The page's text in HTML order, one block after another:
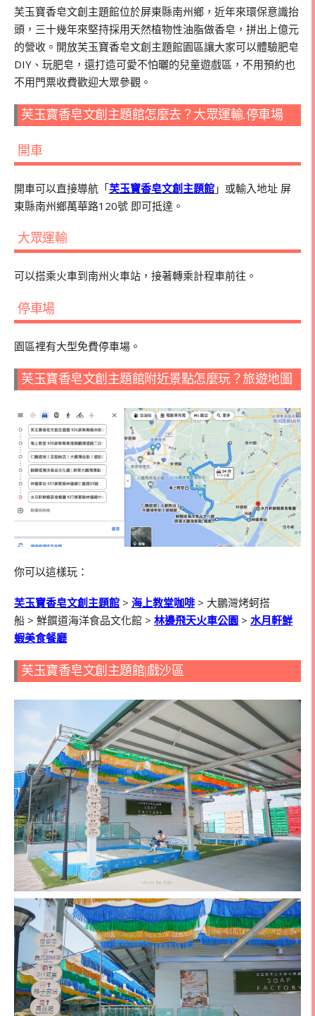
芙玉寶香皂文創主題館位於屏東縣南州鄉，近年來環保意識抬
頭，三十幾年來堅持採用天然植物性油脂做香皂，拼出上億元
的營收。開放芙玉寶香皂文創主題館園區讓大家可以體驗肥皂
DIY、玩肥皂，還打造可愛不怕曬的兒童遊戲區，不用預約也
不用門票收費歡迎大眾參觀。
芙玉寶香皂文創主題館怎麼去？大眾運輸.停車場
開車
開車可以直接導航「芙玉寶香皂文創主題館 」或輸入地址 屏
東縣南州鄉萬華路120號 即可抵達。
大眾運輸
可以搭乘火車到南州火車站，接著轉乘計程車前往。
停車場
園區裡有大型免費停車場。
芙玉寶香皂文創主題館附近景點怎麼玩？旅遊地圖
你可以這樣玩：
芙玉寶香皂文創主題館 > 海上教堂咖啡 > 大鵬灣烤蚵搭
船 > 鮮饌道海洋食品文化館 > 林邊飛天火車公園 > 水月軒鮮
蝦美食餐廳
芙玉寶香皂文創主題館|戲沙區